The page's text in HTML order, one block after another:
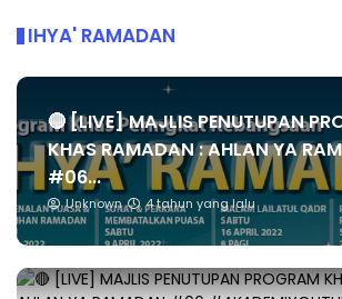
IHYA' RAMADAN
🔴 [LIVE] MAJLIS PENUTUPAN
KHAS RAMADAN : AHLAN YA
#06...
Unknown 4 tahun yang lalu